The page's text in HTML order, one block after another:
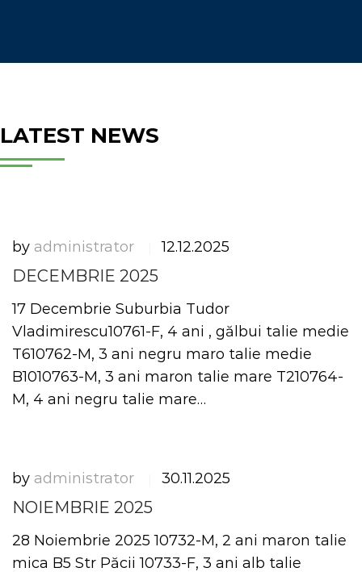
LATEST NEWS
by administrator 12.12.2025
DECEMBRIE 2025
17 Decembrie Suburbia Tudor
Vladimirescu10761-F, 4 ani , gălbui talie medie
T610762-M, 3 ani negru maro talie medie
B1010763-M, 3 ani maron talie mare T210764-
M, 4 ani negru talie mare…
by administrator 30.11.2025
NOIEMBRIE 2025
28 Noiembrie 2025 10732-M, 2 ani maron talie
mica B5 Str Păcii 10733-F, 3 ani alb talie